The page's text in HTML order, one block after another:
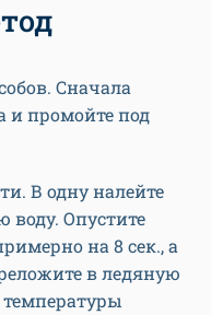
Сначала
и промойте под
В одну налейте
воду. Опустите
на 8 сек., а
в ледяную
температуры